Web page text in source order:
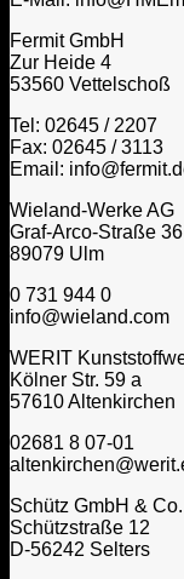
Fermit GmbH
Zur Heide 4
53560 Vettelschoß
Tel: 02645 / 2207
Fax: 02645 / 3113
Email:
Wieland-Werke AG
Graf-Arco-Straße 36
89079 Ulm
0 731 944 0
info@wieland.com
WERIT
Kölner Str. 59 a
57610 Altenkirchen
02681 8 07-01
Schütz GmbH &
Schützstraße 12
D-56242 Selters